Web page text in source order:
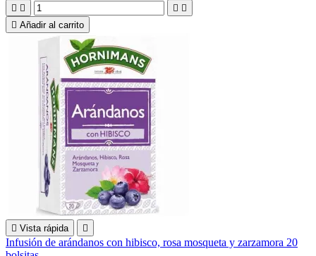
   
 Añadir al carrito
 Vista rápida 
Infusión de arándanos con hibisco, rosa mosqueta y zarzamora 20